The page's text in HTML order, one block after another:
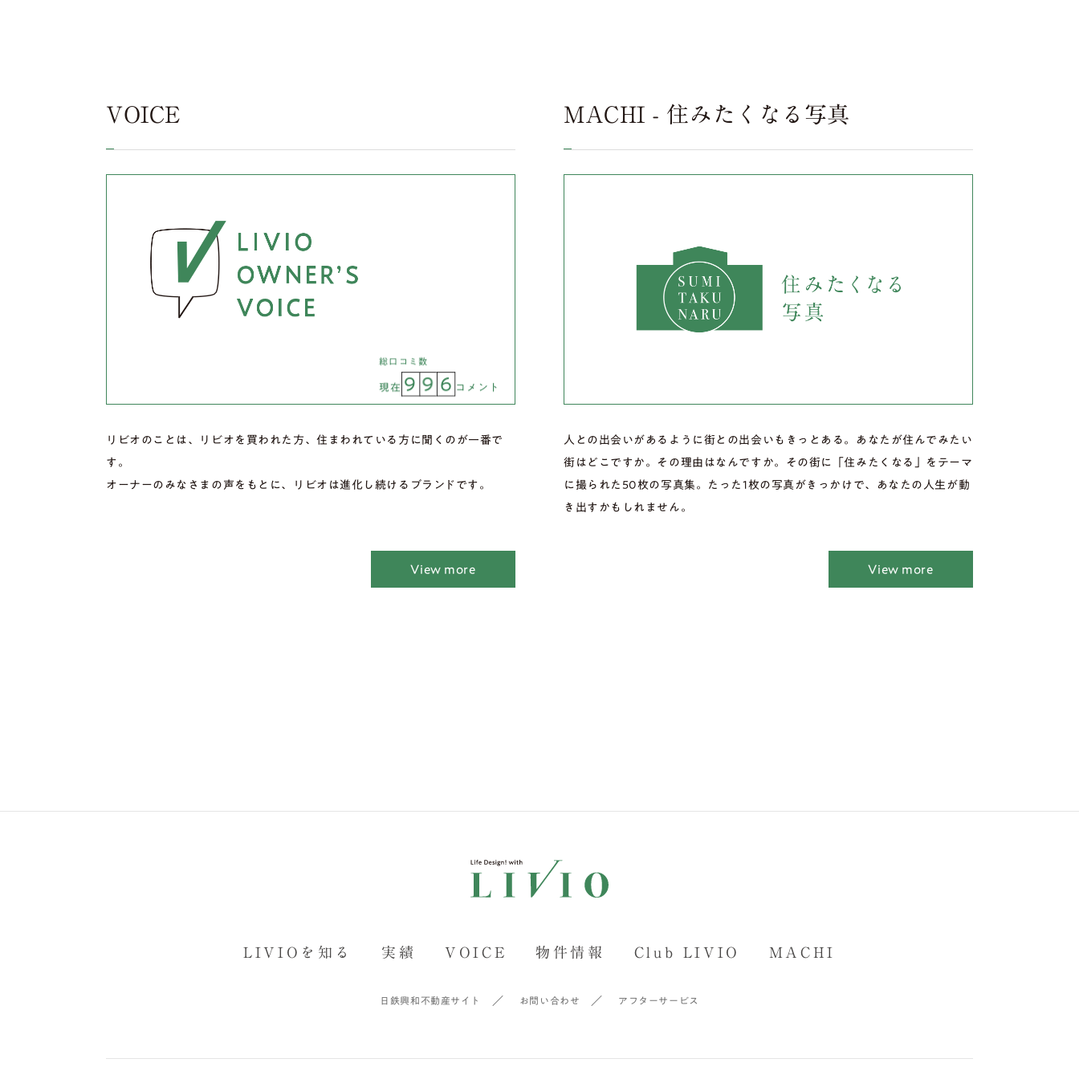
VOICE
総口コミ数
現在 9 9 6 コメント
リビオのことは、リビオを買われた方、住まわれている方に聞くのが一番で
す。
オーナーのみなさまの声をもとに、リビオは進化し続けるブランドです。
View more
MACHI - 住みたくなる写真
人との出会いがあるように街との出会いもきっとある。あなたが住んでみたい
街はどこですか。その理由はなんですか。その街に「住みたくなる」をテーマ
に撮られた50枚の写真集。たった1枚の写真がきっかけで、あなたの人生が動
き出すかもしれません。
View more
LIVIOを知る 実績 VOICE 物件情報 Club LIVIO MACHI
日鉄興和不動産サイト お問い合わせ アフターサービス